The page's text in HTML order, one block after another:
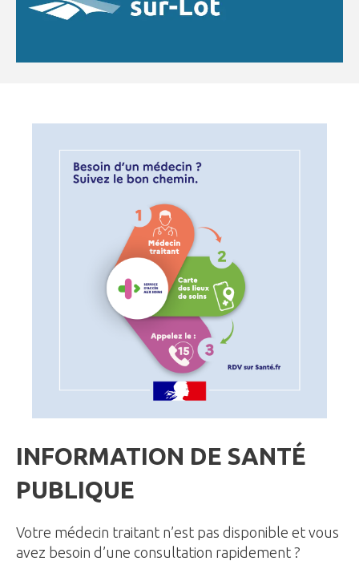
INFORMATION DE SANTÉ
PUBLIQUE
Votre médecin traitant n’est pas disponible et vous
avez besoin d’une consultation rapidement ?